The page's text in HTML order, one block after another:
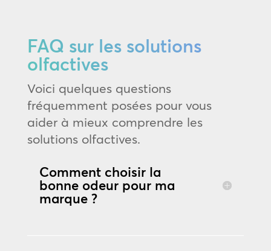
FAQ sur les solutions
olfactives
Voici quelques questions
fréquemment posées pour vous
aider à mieux comprendre les
solutions olfactives.
Comment choisir la
bonne odeur pour ma
marque ?